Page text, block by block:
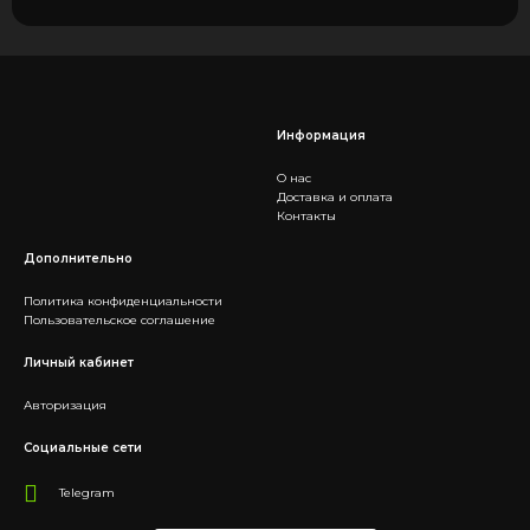
Информация
О нас
Доставка и оплата
Контакты
Дополнительно
Политика конфиденциальности
Пользовательское соглашение
Личный кабинет
Авторизация
Социальные сети
Telegram